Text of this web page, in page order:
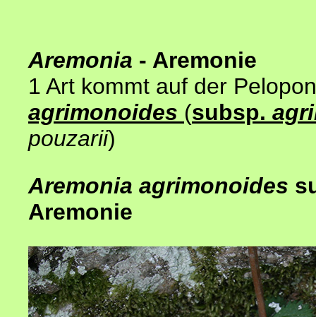
Aremonia - Aremonie
1 Art kommt auf der
agrimonoides (subsp.
pouzarii)
Aremonia agrimonoides
Aremonie